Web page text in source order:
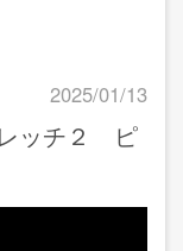
2025/01/13
ッチ２ ピ